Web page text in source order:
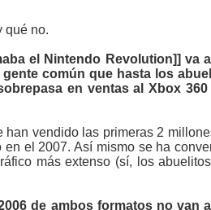
qué no.
el Nintendo Revolution]] va
común que hasta los
en ventas al Xbox 360
vendido las primeras 2
el 2007. Así mismo se ha
más extenso (sí, los
de ambos formatos no van